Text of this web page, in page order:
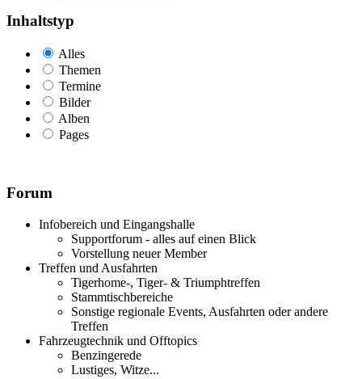
Inhaltstyp
Alles
Themen
Termine
Bilder
Alben
Pages
Forum
Infobereich und Eingangshalle
Supportforum - alles auf einen Blick
Vorstellung neuer Member
Treffen und Ausfahrten
Tigerhome-, Tiger- & Triumphtreffen
Stammtischbereiche
Sonstige regionale Events, Ausfahrten oder andere
Treffen
Fahrzeugtechnik und Offtopics
Benzingerede
Lustiges, Witze...